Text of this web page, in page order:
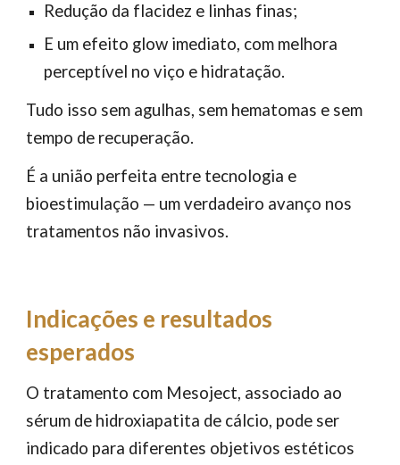
Redução da flacidez e linhas finas;
E um efeito glow imediato, com melhora
perceptível no viço e hidratação.
Tudo isso sem agulhas, sem hematomas e sem
tempo de recuperação.
É a união perfeita entre tecnologia e
bioestimulação — um verdadeiro avanço nos
tratamentos não invasivos.
Indicações e resultados
esperados
O tratamento com Mesoject, associado ao
sérum de hidroxiapatita de cálcio, pode ser
indicado para diferentes objetivos estéticos